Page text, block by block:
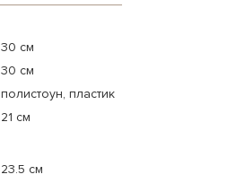
30 см
30 см
полистоун, пластик
21 см
23.5 см